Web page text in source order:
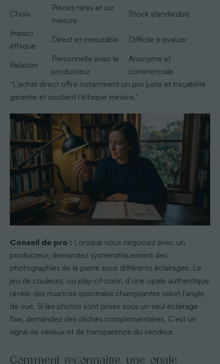
Choix
Pièces rares et sur
mesure
Stock standardisé
Impact
éthique
Direct et mesurable Difficile à évaluer
Relation
Personnelle avec le
producteur
Anonyme et
commerciale
“L’achat direct offre notamment un prix juste et traçabilité
garantie et soutient l’éthique minière.”
Conseil de pro : Lorsque vous négociez avec un
producteur, demandez systématiquement des
photographies de la pierre sous différents éclairages. Le
jeu de couleurs, ou play-of-color, d’une opale authentique
révèle des nuances spectrales changeantes selon l’angle
de vue. Si les photos sont prises sous un seul éclairage
fixe, demandez des clichés complémentaires. C’est un
signe de sérieux et de transparence du vendeur.
Comment reconnaître une opale